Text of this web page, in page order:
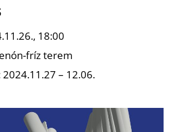
18:00
fríz terem
– 12.06.